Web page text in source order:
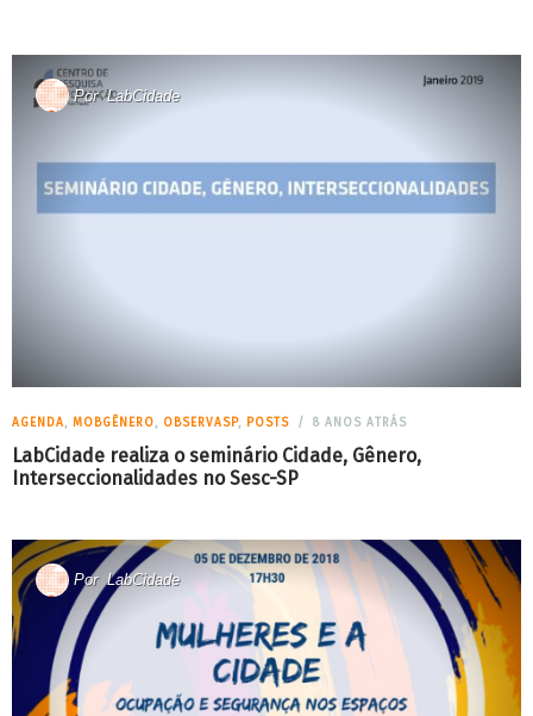
PorLabCidade
AGENDA, MOBGÊNERO, OBSERVASP, POSTS 8 ANOS ATRÁS
LabCidade realiza o seminário Cidade, Gênero,
Interseccionalidades no Sesc-SP
PorLabCidade